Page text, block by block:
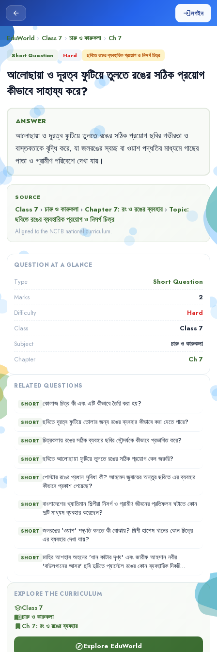
arrow_back loginলগইন
EduWorld chevron_right Class 7 chevron_right চারু ও কারুকলা chevron_right Ch 7
Short Question Hard ছবিতে রঙের ব্যবহারিক প্রয়োগ ও নিসর্গ চিত্র
আলোছায়া ও দূরত্ব ফুটিয়ে তুলতে রঙের সঠিক প্রয়োগ
কীভাবে সাহায্য করে?
ANSWER
আলোছায়া ও দূরত্ব ফুটিয়ে তুলতে রঙের সঠিক প্রয়োগ ছবির গভীরতা ও
বাস্তবতাকে বৃদ্ধি করে, যা জলরঙের স্বচ্ছ বা ওয়াশ পদ্ধতির মাধ্যমে গাছের
পাতা ও গ্রামীণ পরিবেশে দেখা যায়।
SOURCE
Class 7 › চারু ও কারুকলা › Chapter 7: রং ও রঙের ব্যবহার › Topic:
ছবিতে রঙের ব্যবহারিক প্রয়োগ ও নিসর্গ চিত্র
Aligned to the NCTB national curriculum.
QUESTION AT A GLANCE
Type Short Question
Marks 2
Difficulty Hard
Class Class 7
Subject চারু ও কারুকলা
Chapter Ch 7
RELATED QUESTIONS
SHORT কোলাজ চিত্র কী এবং এটি কীভাবে তৈরি করা হয়?
SHORT ছবিতে দূরত্ব ফুটিয়ে তোলার জন্য রঙের ব্যবহার কীভাবে করা যেতে পারে?
SHORT চিত্রকলায় রঙের সঠিক ব্যবহার ছবির সৌন্দর্যকে কীভাবে প্রভাবিত করে?
SHORT ছবিতে আলোছায়া ফুটিয়ে তুলতে রঙের সঠিক প্রয়োগ কেন জরুরি?
SHORT পোস্টার রঙের প্রধান সুবিধা কী? আহমেদ জুবায়ের অন্তুর ছবিতে এর ব্যবহার
কীভাবে প্রকাশ পেয়েছে?
SHORT বাংলাদেশের খ্যাতিমান শিল্পীরা নিসর্গ ও গ্রামীণ জীবনের প্রতিফলন ঘটাতে কোন
দুটি মাধ্যম ব্যবহার করেছেন?
SHORT জলরঙের 'ওয়াশ' পদ্ধতি বলতে কী বোঝায়? শিল্পী হাশেম খানের কোন চিত্রে
এর ব্যবহার দেখা যায়?
SHORT মাহির আশহাব অহনের 'ধান কাটার দৃশ্য' এবং জারীফ আহসান নবীর
'বাউলগানের আসর' ছবি দুটিতে প্যাস্টেল রঙের কোন ব্যবহারিক দিকটি
EXPLORE THE CURRICULUM
schoolClass 7
menu_bookচারু ও কারুকলা
bookmark Ch 7: রং ও রঙের ব্যবহার
exploreExplore EduWorld